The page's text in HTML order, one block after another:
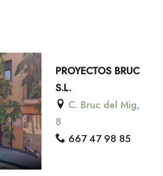
PROYECTOS BRUC
S.L.
C. Bruc del Mig,
8
667 47 98 85